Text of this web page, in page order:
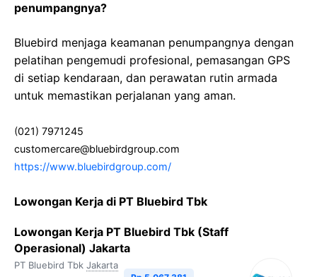
penumpangnya?
Bluebird menjaga keamanan penumpangnya dengan
pelatihan pengemudi profesional, pemasangan GPS
di setiap kendaraan, dan perawatan rutin armada
untuk memastikan perjalanan yang aman.
(021) 7971245
customercare@bluebirdgroup.com
https://www.bluebirdgroup.com/
Lowongan Kerja di PT Bluebird Tbk
Lowongan Kerja PT Bluebird Tbk (Staff
Operasional) Jakarta
PT Bluebird Tbk Jakarta